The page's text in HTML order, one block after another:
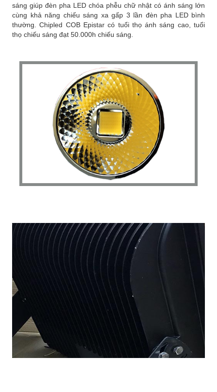
sáng giúp đèn pha LED chóa phễu chữ nhật có ánh sáng lớn
cùng khả năng chiếu sáng xa gấp 3 lần đèn pha LED bình
thường. Chipled COB Epistar có tuổi thọ ánh sáng cao, tuổi
thọ chiếu sáng đạt 50.000h chiếu sáng.